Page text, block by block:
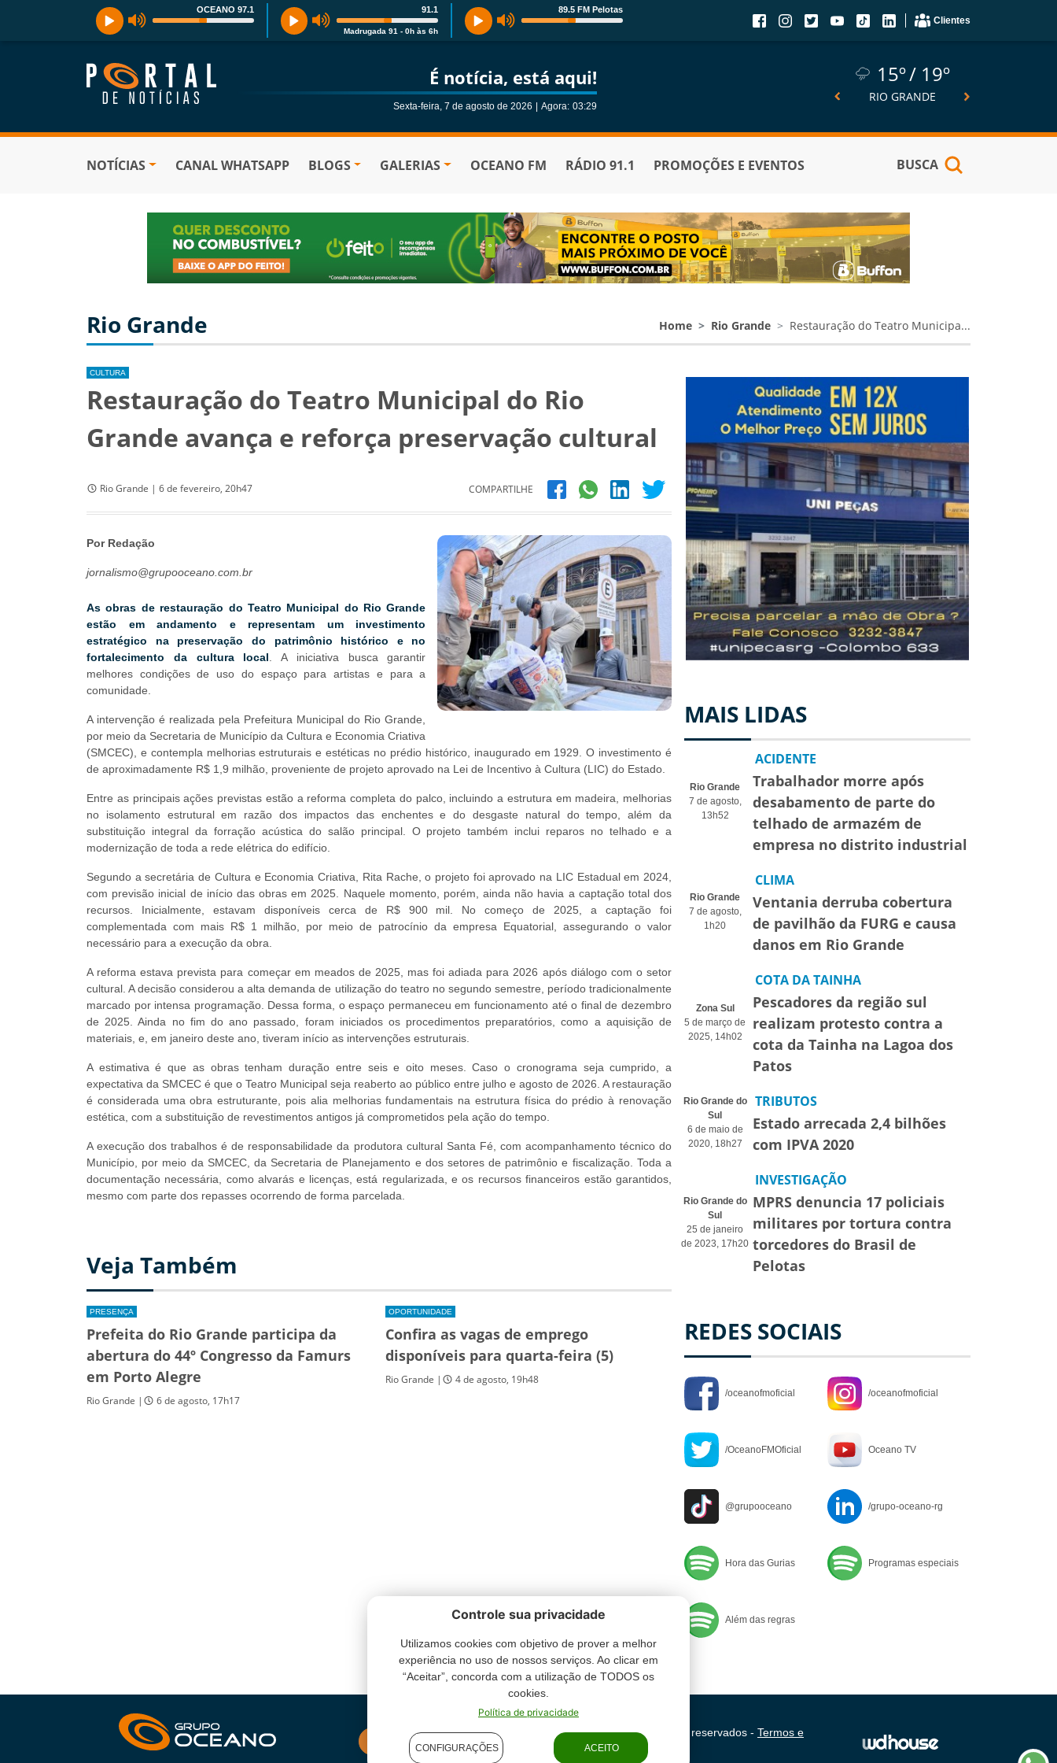
OCEANO 97.1 91.1
Madrugada 91 - 0h às 6h
89.5 FM Pelotas
Clientes
É notícia, está aqui!
Sexta-feira, 7 de agosto de 2026 | Agora: 03:29
15º 19º
RIO GRANDE
NOTÍCIAS CANAL WHATSAPP BLOGS GALERIAS OCEANO FM RÁDIO 91.1 PROMOÇÕES E EVENTOS BUSCA
Rio Grande Home Rio Grande Restauração do Teatro Municipa...
CULTURA
Restauração do Teatro Municipal do Rio
Grande avança e reforça preservação cultural
Rio Grande | 6 de fevereiro, 20h47 COMPARTILHE
Por Redação
jornalismo@grupooceano.com.br
As obras de restauração do Teatro Municipal do Rio Grande
estão em andamento e representam um investimento
estratégico na preservação do patrimônio histórico e no
fortalecimento da cultura local . A iniciativa busca garantir
melhores condições de uso do espaço para artistas e para a
comunidade.
A intervenção é realizada pela Prefeitura Municipal do Rio Grande,
por meio da Secretaria de Município da Cultura e Economia Criativa
(SMCEC), e contempla melhorias estruturais e estéticas no prédio histórico, inaugurado em 1929. O investimento é
de aproximadamente R$ 1,9 milhão, proveniente de projeto aprovado na Lei de Incentivo à Cultura (LIC) do Estado.
Entre as principais ações previstas estão a reforma completa do palco, incluindo a estrutura em madeira, melhorias
no isolamento estrutural em razão dos impactos das enchentes e do desgaste natural do tempo, além da
substituição integral da forração acústica do salão principal. O projeto também inclui reparos no telhado e a
modernização de toda a rede elétrica do edifício.
Segundo a secretária de Cultura e Economia Criativa, Rita Rache, o projeto foi aprovado na LIC Estadual em 2024,
com previsão inicial de início das obras em 2025. Naquele momento, porém, ainda não havia a captação total dos
recursos. Inicialmente, estavam disponíveis cerca de R$ 900 mil. No começo de 2025, a captação foi
complementada com mais R$ 1 milhão, por meio de patrocínio da empresa Equatorial, assegurando o valor
necessário para a execução da obra.
A reforma estava prevista para começar em meados de 2025, mas foi adiada para 2026 após diálogo com o setor
cultural. A decisão considerou a alta demanda de utilização do teatro no segundo semestre, período tradicionalmente
marcado por intensa programação. Dessa forma, o espaço permaneceu em funcionamento até o final de dezembro
de 2025. Ainda no fim do ano passado, foram iniciados os procedimentos preparatórios, como a aquisição de
materiais, e, em janeiro deste ano, tiveram início as intervenções estruturais.
A estimativa é que as obras tenham duração entre seis e oito meses. Caso o cronograma seja cumprido, a
expectativa da SMCEC é que o Teatro Municipal seja reaberto ao público entre julho e agosto de 2026. A restauração
é considerada uma obra estruturante, pois alia melhorias fundamentais na estrutura física do prédio à renovação
estética, com a substituição de revestimentos antigos já comprometidos pela ação do tempo.
A execução dos trabalhos é de responsabilidade da produtora cultural Santa Fé, com acompanhamento técnico do
Município, por meio da SMCEC, da Secretaria de Planejamento e dos setores de patrimônio e fiscalização. Toda a
documentação necessária, como alvarás e licenças, está regularizada, e os recursos financeiros estão garantidos,
mesmo com parte dos repasses ocorrendo de forma parcelada.
Veja Também
PRESENÇA
Prefeita do Rio Grande participa da
abertura do 44º Congresso da Famurs
em Porto Alegre
Rio Grande | 6 de agosto, 17h17
OPORTUNIDADE
Confira as vagas de emprego
disponíveis para quarta-feira (5)
Rio Grande | 4 de agosto, 19h48
MAIS LIDAS
Rio Grande
7 de agosto,
13h52
ACIDENTE
Trabalhador morre após
desabamento de parte do
telhado de armazém de
empresa no distrito industrial
Rio Grande
7 de agosto,
1h20
CLIMA
Ventania derruba cobertura
de pavilhão da FURG e causa
danos em Rio Grande
Zona Sul
5 de março de
2025, 14h02
COTA DA TAINHA
Pescadores da região sul
realizam protesto contra a
cota da Tainha na Lagoa dos
Patos
Rio Grande do
Sul
6 de maio de
2020, 18h27
TRIBUTOS
Estado arrecada 2,4 bilhões
com IPVA 2020
Rio Grande do
Sul
25 de janeiro
de 2023, 17h20
INVESTIGAÇÃO
MPRS denuncia 17 policiais
militares por tortura contra
torcedores do Brasil de
Pelotas
REDES SOCIAIS
/oceanofmoficial /oceanofmoficial
/OceanoFMOficial Oceano TV
@grupooceano /grupo-oceano-rg
Hora das Gurias Programas especiais
Além das regras
INSTITUCIONAL
Grupo Oceano - Todos direitos reservados - Termos e
condições de uso
Controle sua privacidade
Utilizamos cookies com objetivo de prover a melhor
experiência no uso de nossos serviços. Ao clicar em
“Aceitar”, concorda com a utilização de TODOS os
cookies.
Política de privacidade
CONFIGURAÇÕES ACEITO